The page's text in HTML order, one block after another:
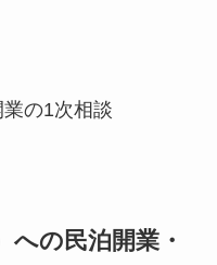
の1次相談
への民泊開業・